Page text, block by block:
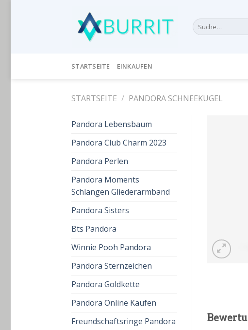
Suche
nach:
STARTSEITE EINKAUFEN
STARTSEITE / PANDORA SCHNEEKUGEL
Pandora Lebensbaum
Pandora Club Charm 2023
Pandora Perlen
Pandora Moments
Schlangen Gliederarmband
Pandora Sisters
Bts Pandora
Winnie Pooh Pandora
Pandora Sternzeichen
Pandora Goldkette
Pandora Online Kaufen
Freundschaftsringe Pandora